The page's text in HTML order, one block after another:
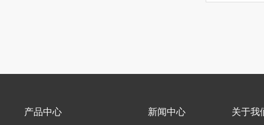
产品中心 新闻中心 关于我